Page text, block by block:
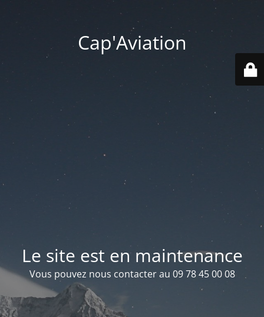
Cap'Aviation
Le site est en maintenance
Vous pouvez nous contacter au 09 78 45 00 08